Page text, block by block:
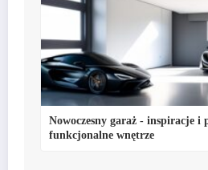
Nowoczesny garaż - inspiracje i
funkcjonalne wnętrze